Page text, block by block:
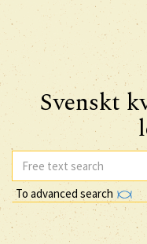
Svenskt
To advanced search